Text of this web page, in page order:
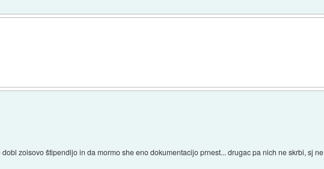
zoisovo štipendijo in da mormo she eno dokumentacijo prnest... drugac pa nich ne skrbi, sj ne